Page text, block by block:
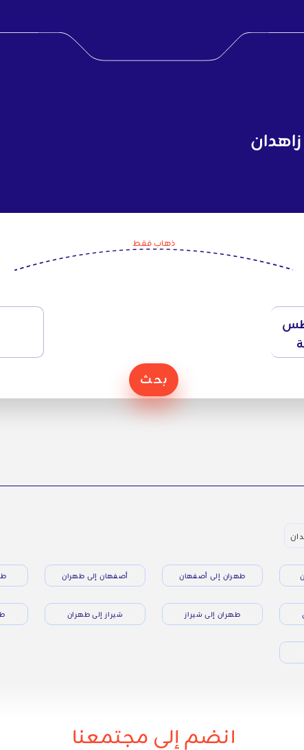
ذهاب فقط
بحث
طهران إلى أصفهان أصفهان إلى طهران
طهران إلى شيراز شيراز إلى طهران
انضم إلى مجتمعنا